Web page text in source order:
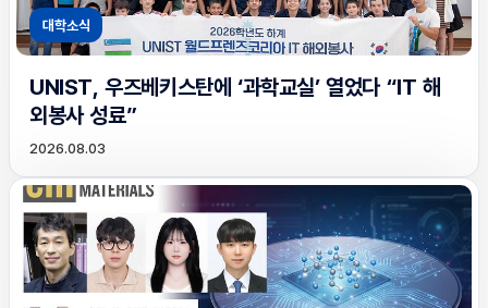
대학소식
UNIST, 우즈베키스탄에 ‘과학교실’ 열었다 “IT 해
외봉사 성료”
2026.08.03